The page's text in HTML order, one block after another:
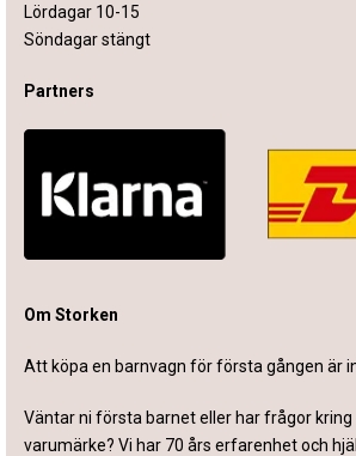
Lördagar 10-15
Söndagar stängt
Partners
Om Storken
Att köpa en barnvagn för första gången är
Väntar ni första barnet eller har frågor
varumärke? Vi har 70 års erfarenhet och